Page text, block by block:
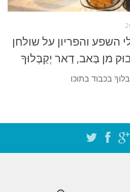
השפע והפריון על שולחן
מן בַּאב, דַאר יְקַבְּלוּךָ
בכבוד בתוכו